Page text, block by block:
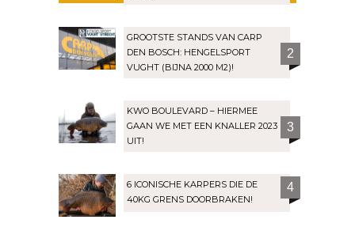
GROOTSTE STANDS VAN CARP
DEN BOSCH: HENGELSPORT
VUGHT (BIJNA 2000 M2)!
2
KWO BOULEVARD – HIERMEE
GAAN WE MET EEN KNALLER 2023
UIT!
3
6 ICONISCHE KARPERS DIE DE
40KG GRENS DOORBRAKEN!
4